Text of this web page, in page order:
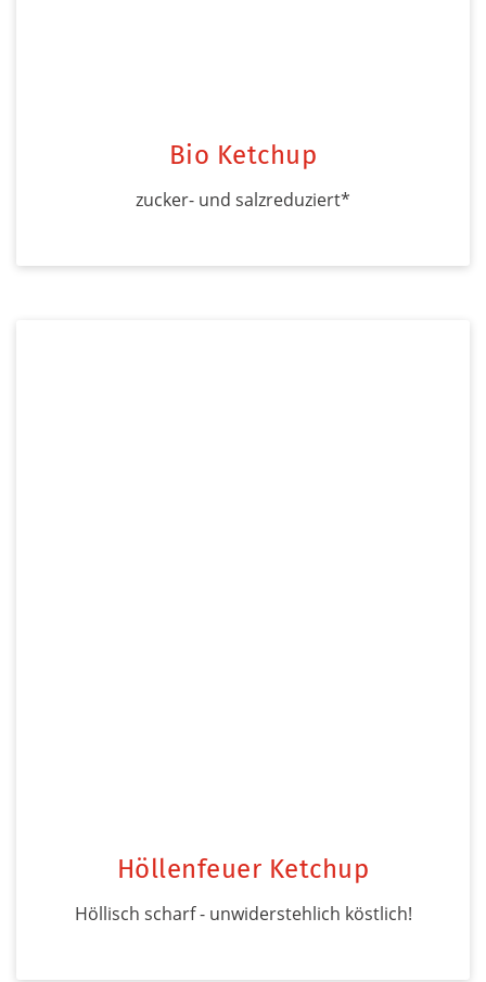
Bio Ketchup
zucker- und salzreduziert*
Höllenfeuer Ketchup
Höllisch scharf - unwiderstehlich köstlich!